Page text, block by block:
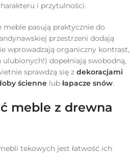
i przytulności.
meble pasują praktycznie do
przestrzeni dodają
wprowadzają organiczny kontrast,
dopełniają swobodną,
sprawdzą się z dekoracjami
ścienne lub łapacze snów.
meble z drewna
tekowych jest łatwość ich